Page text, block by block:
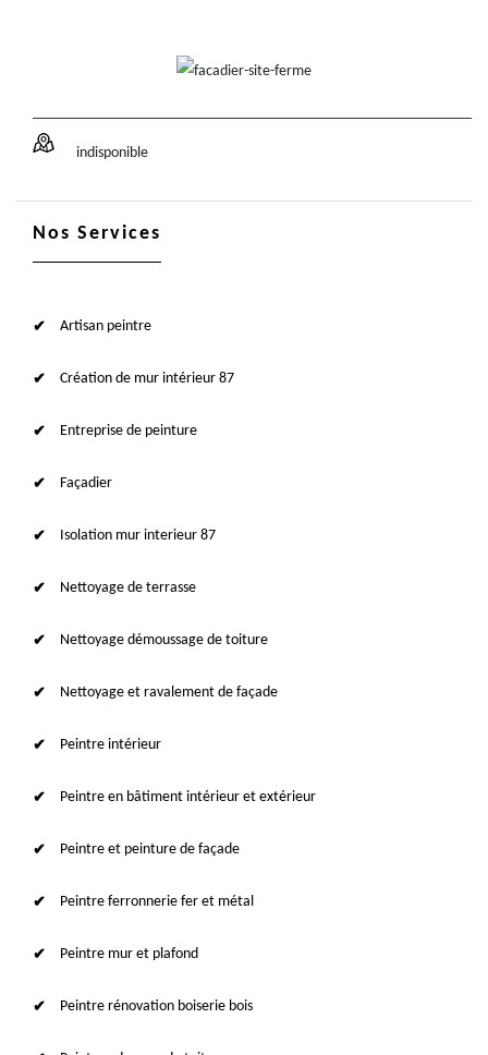
indisponible
Nos Services
Artisan peintre
Création de mur intérieur 87
Entreprise de peinture
Façadier
Isolation mur interieur 87
Nettoyage de terrasse
Nettoyage démoussage de toiture
Nettoyage et ravalement de façade
Peintre intérieur
Peintre en bâtiment intérieur et extérieur
Peintre et peinture de façade
Peintre ferronnerie fer et métal
Peintre mur et plafond
Peintre rénovation boiserie bois